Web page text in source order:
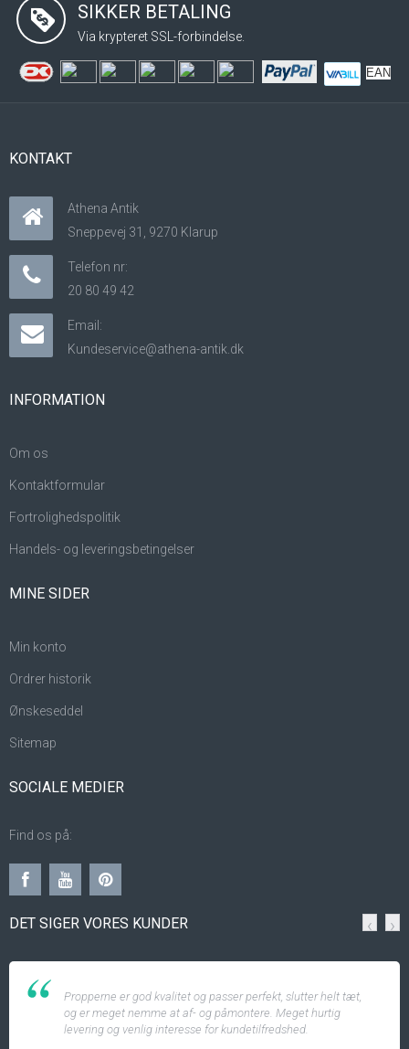
SIKKER BETALING
Via krypteret SSL-forbindelse.
EAN
KONTAKT
Athena Antik
Sneppevej 31, 9270 Klarup
Telefon nr:
20 80 49 42
Email:
Kundeservice@athena-antik.dk
INFORMATION
Om os
Kontaktformular
Fortrolighedspolitik
Handels- og leveringsbetingelser
MINE SIDER
Min konto
Ordrer historik
Ønskeseddel
Sitemap
SOCIALE MEDIER
Find os på:
DET SIGER VORES KUNDER
Propperne er god kvalitet og passer perfekt, slutter helt tæt,
og er meget nemme at af- og påmontere. Meget hurtig
levering og venlig interesse for kundetilfredshed.
‹ ›